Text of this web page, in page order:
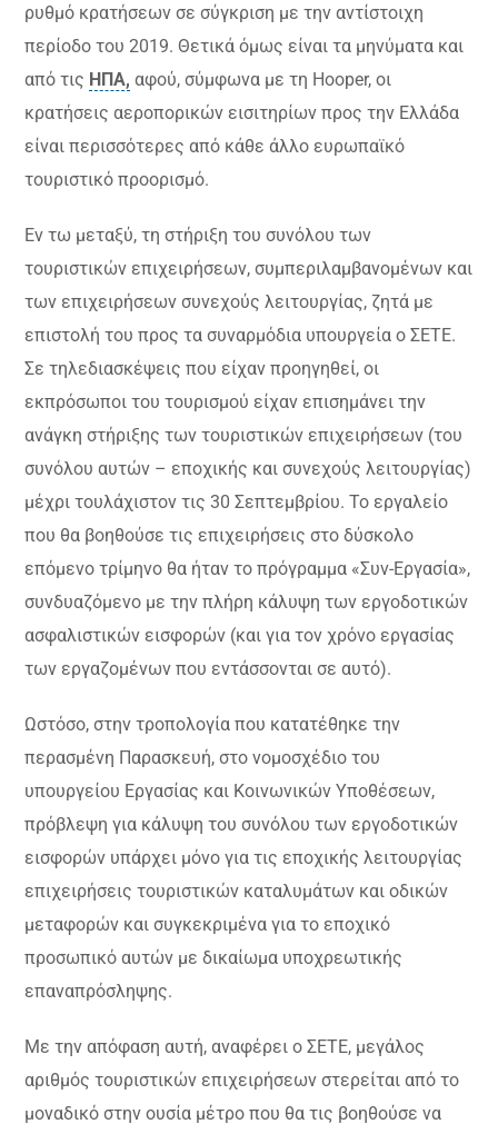
ρυθμό κρατήσεων σε σύγκριση με την αντίστοιχη
περίοδο του 2019. Θετικά όμως είναι τα μηνύματα και
από τις ΗΠΑ, αφού, σύμφωνα με τη Hooper, οι
κρατήσεις αεροπορικών εισιτηρίων προς την Ελλάδα
είναι περισσότερες από κάθε άλλο ευρωπαϊκό
τουριστικό προορισμό.
Εν τω μεταξύ, τη στήριξη του συνόλου των
τουριστικών επιχειρήσεων, συμπεριλαμβανομένων και
των επιχειρήσεων συνεχούς λειτουργίας, ζητά με
επιστολή του προς τα συναρμόδια υπουργεία ο ΣΕΤΕ.
Σε τηλεδιασκέψεις που είχαν προηγηθεί, οι
εκπρόσωποι του τουρισμού είχαν επισημάνει την
ανάγκη στήριξης των τουριστικών επιχειρήσεων (του
συνόλου αυτών – εποχικής και συνεχούς λειτουργίας)
μέχρι τουλάχιστον τις 30 Σεπτεμβρίου. Το εργαλείο
που θα βοηθούσε τις επιχειρήσεις στο δύσκολο
επόμενο τρίμηνο θα ήταν το πρόγραμμα «Συν-Εργασία»,
συνδυαζόμενο με την πλήρη κάλυψη των εργοδοτικών
ασφαλιστικών εισφορών (και για τον χρόνο εργασίας
των εργαζομένων που εντάσσονται σε αυτό).
Ωστόσο, στην τροπολογία που κατατέθηκε την
περασμένη Παρασκευή, στο νομοσχέδιο του
υπουργείου Εργασίας και Κοινωνικών Υποθέσεων,
πρόβλεψη για κάλυψη του συνόλου των εργοδοτικών
εισφορών υπάρχει μόνο για τις εποχικής λειτουργίας
επιχειρήσεις τουριστικών καταλυμάτων και οδικών
μεταφορών και συγκεκριμένα για το εποχικό
προσωπικό αυτών με δικαίωμα υποχρεωτικής
επαναπρόσληψης.
Με την απόφαση αυτή, αναφέρει ο ΣΕΤΕ, μεγάλος
αριθμός τουριστικών επιχειρήσεων στερείται από το
μοναδικό στην ουσία μέτρο που θα τις βοηθούσε να